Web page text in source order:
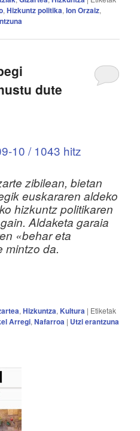
,Hizkuntz politika,Ion Orzaiz,
dute
10 / 1043 hitz
zibilean, bietan
euskararen aldeko
hizkuntz politikaren
Aldaketa garaia
«behar eta
mintzo da.
,Hizkuntza, Kultura | Etiketak
Arregi,Nafarroa | Utzi erantzuna